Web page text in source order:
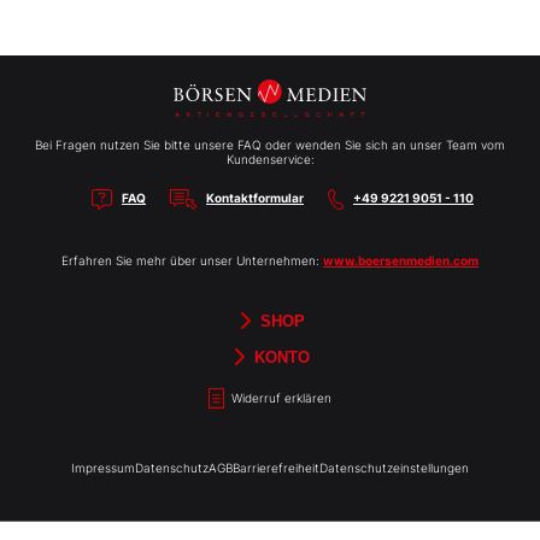
Bei Fragen nutzen Sie bitte unsere FAQ oder wenden Sie sich an unser Team vom
Kundenservice:
FAQ Kontaktformular +49 9221 9051 - 110
Erfahren Sie mehr über unser Unternehmen: www.boersenmedien.com
SHOP
Börsenbriefe
Aktien-Reports
HEBELTRADER
TradingDay
Newsletter
Merchandise
Gutscheine
KONTO
Widerruf erklären
ImpressumDatenschutzAGBBarrierefreiheitDatenschutzeinstellungen